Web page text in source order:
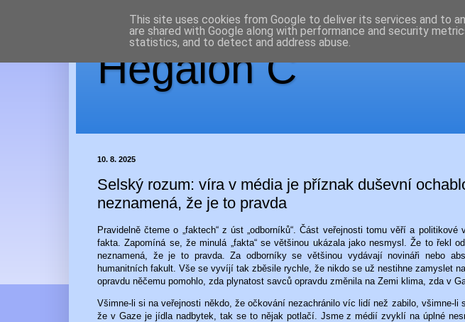
Hegaion Č
10. 8. 2025
Selský rozum: víra v média je příznak duševní
neznamená, že je to pravda
Pravidelně čteme o „faktech“ z úst „odborníků“. Část veřejnosti tomu věří a
fakta. Zapomíná se, že minulá „fakta“ se většinou ukázala jako nesmysl. Že to řekl
neznamená, že je to pravda. Za odborníky se většinou vydávají novináři nebo
humanitních fakult. Vše se vyvíjí tak zběsile rychle, že nikdo se už nestihne zamyslet
opravdu něčemu pomohlo, zda plynatost savců opravdu změnila na Zemi klima, zda v
Všimne-li si na veřejnosti někdo, že očkování nezachránilo víc lidí než zabilo, všimne-
že v Gaze je jídla nadbytek, tak se to nějak potlačí. Jsme z médií zvyklí na úplné
This site uses cookies from Google to deliver its services and to
are shared with Google along with performance and security
statistics, and to detect and address abuse.